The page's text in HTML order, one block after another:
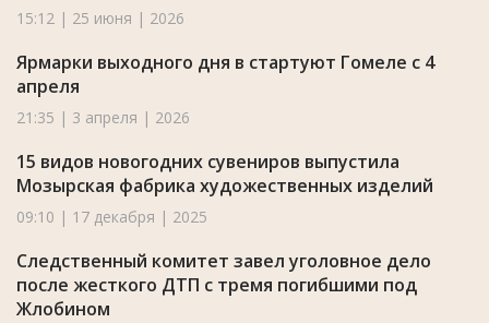
15:12 | 25 июня | 2026
Ярмарки выходного дня в стартуют Гомеле с 4
апреля
21:35 | 3 апреля | 2026
15 видов новогодних сувениров выпустила
Мозырская фабрика художественных изделий
09:10 | 17 декабря | 2025
Следственный комитет завел уголовное дело
после жесткого ДТП с тремя погибшими под
Жлобином